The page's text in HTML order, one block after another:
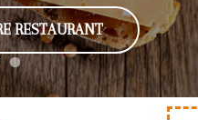
NOUS
RESTAURANT